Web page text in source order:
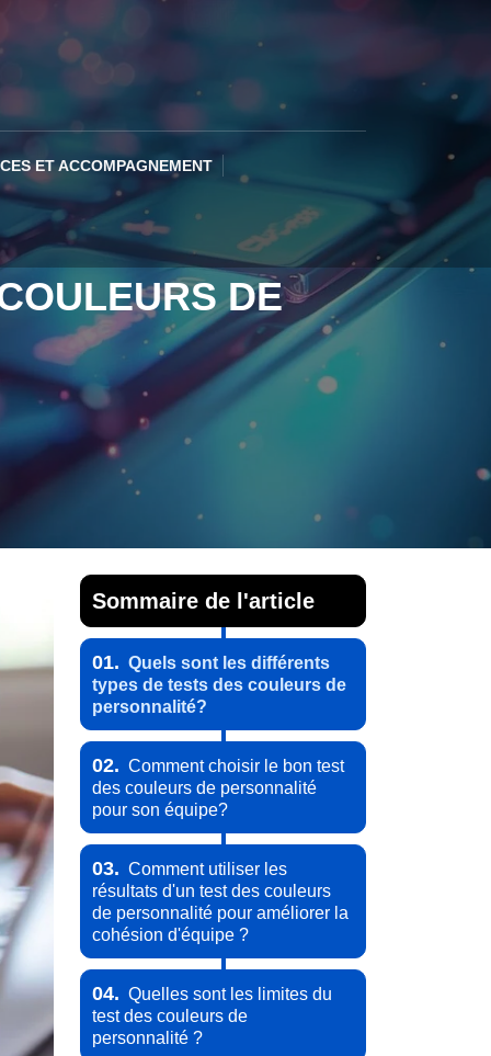
ET ACCOMPAGNEMENT
DE
Sommaire de l'article
01. Quels sont les différents
types de tests des couleurs de
personnalité?
02. Comment choisir le bon test
des couleurs de personnalité
pour son équipe?
03. Comment utiliser les
résultats d'un test des couleurs
de personnalité pour améliorer la
cohésion d'équipe ?
04. Quelles sont les limites du
test des couleurs de
personnalité ?